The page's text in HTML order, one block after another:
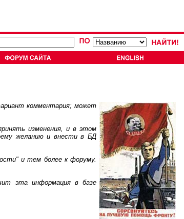
комментария; может
изменения, и в этом
желанию и внести в БД
и тем более к форуму.
эта информация в базе